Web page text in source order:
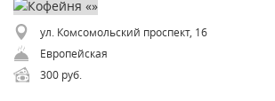
ул. Комсомольский проспект, 16
Европейская
300 руб.